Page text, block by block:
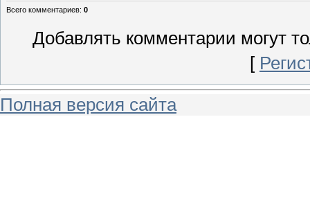
Всего комментариев: 0
Добавлять комментарии могут
[
Полная версия сайта